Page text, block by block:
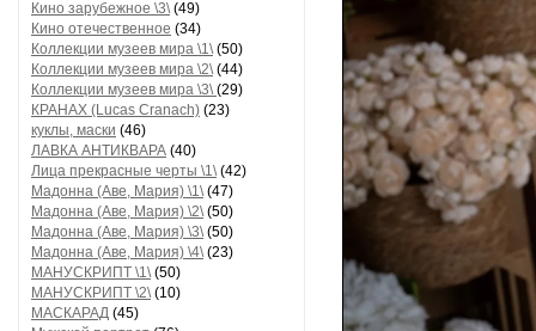
Кино зарубежное \3\(49)
Кино отечественное (34)
Коллекции музеев мира \1\(50)
Коллекции музеев мира \2\(44)
Коллекции музеев мира \3\(29)
КРАНАХ (Lucas Cranach) (23)
куклы, маски (46)
ЛАВКА АНТИКВАРА (40)
Лица прекрасные черты \1\(42)
Мадонна (Аве, Мария) \1\(47)
Мадонна (Аве, Мария) \2\(50)
Мадонна (Аве, Мария) \3\(50)
Мадонна (Аве, Мария) \4\(23)
МАНУСКРИПТ \1\(50)
МАНУСКРИПТ \2\(10)
МАСКАРАД (45)